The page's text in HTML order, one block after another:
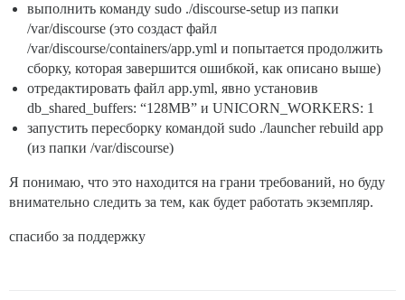
выполнить команду sudo ./discourse-setup из папки
/var/discourse (это создаст файл
/var/discourse/containers/app.yml и попытается продолжить
сборку, которая завершится ошибкой, как описано выше)
отредактировать файл app.yml, явно установив
db_shared_buffers: “128MB” и UNICORN_WORKERS: 1
запустить пересборку командой sudo ./launcher rebuild app
(из папки /var/discourse)
Я понимаю, что это находится на грани требований, но буду
внимательно следить за тем, как будет работать экземпляр.
спасибо за поддержку